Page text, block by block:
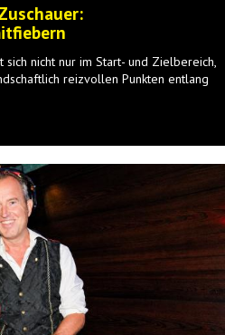
nicht nur im Start- und Zielbereich,
reizvollen Punkten entlang